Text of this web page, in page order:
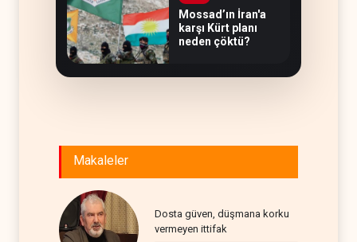
Mossad’ın İran'a
karşı Kürt planı
neden çöktü?
Makaleler
Dosta güven, düşmana korku
vermeyen ittifak